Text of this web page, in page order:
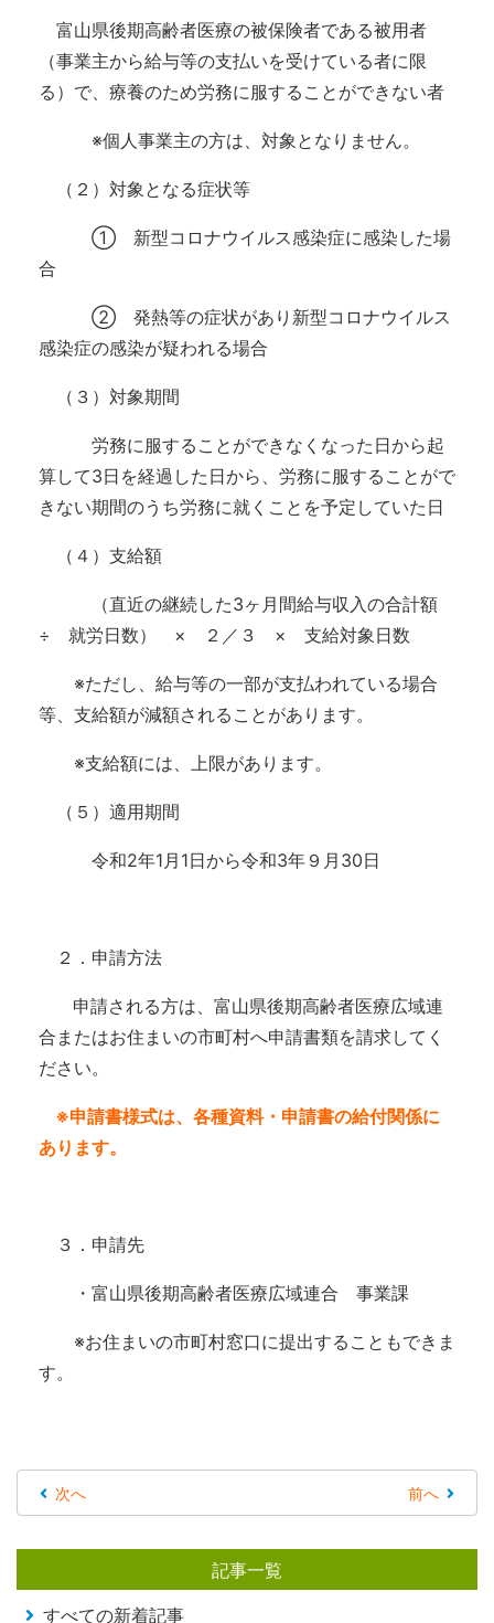
富山県後期高齢者医療の被保険者である被用者
（事業主から給与等の支払いを受けている者に限
る）で、療養のため労務に服することができない者
※個人事業主の方は、対象となりません。
（２）対象となる症状等
① 新型コロナウイルス感染症に感染した場
合
② 発熱等の症状があり新型コロナウイルス
感染症の感染が疑われる場合
（３）対象期間
労務に服することができなくなった日から起
算して3日を経過した日から、労務に服することがで
きない期間のうち労務に就くことを予定していた日
（４）支給額
（直近の継続した3ヶ月間給与収入の合計額
÷ 就労日数） × ２／３ × 支給対象日数
※ただし、給与等の一部が支払われている場合
等、支給額が減額されることがあります。
※支給額には、上限があります。
（５）適用期間
令和2年1月1日から令和3年９月30日
２．申請方法
申請される方は、富山県後期高齢者医療広域連
合またはお住まいの市町村へ申請書類を請求してく
ださい。
※申請書様式は、各種資料・申請書の給付関係に
あります。
３．申請先
・富山県後期高齢者医療広域連合 事業課
※お住まいの市町村窓口に提出することもできま
す。
前へ
次へ
記事一覧
すべての新着記事